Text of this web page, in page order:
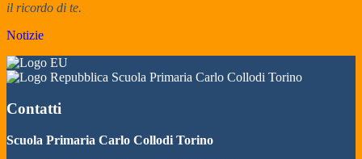
il ricordo di te.
Notizie
Scuola Primaria Carlo Collodi Torino
Contatti
Scuola Primaria Carlo Collodi Torino